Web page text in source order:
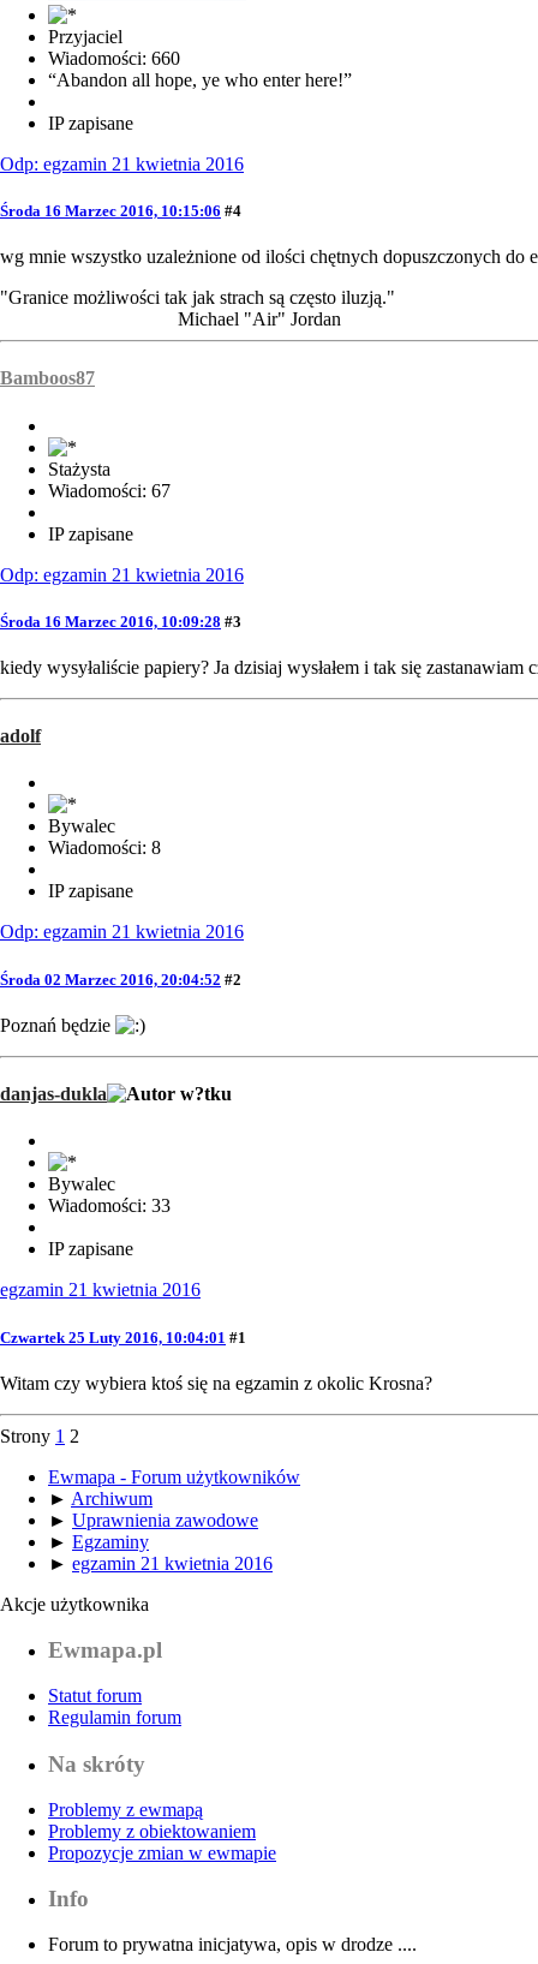
Przyjaciel
Wiadomości: 660
“Abandon all hope, ye who enter here!”
IP zapisane
Odp: egzamin 21 kwietnia 2016
Środa 16 Marzec 2016, 10:15:06 #4
wg mnie wszystko uzależnione od ilości chętnych dopuszczonych
"Granice możliwości tak jak strach są często iluzją."
Michael "Air" Jordan
Bamboos87
Stażysta
Wiadomości: 67
IP zapisane
Odp: egzamin 21 kwietnia 2016
Środa 16 Marzec 2016, 10:09:28 #3
kiedy wysyłaliście papiery? Ja dzisiaj wysłałem i tak się
adolf
Bywalec
Wiadomości: 8
IP zapisane
Odp: egzamin 21 kwietnia 2016
Środa 02 Marzec 2016, 20:04:52 #2
Poznań będzie
danjas-dukla
Bywalec
Wiadomości: 33
IP zapisane
egzamin 21 kwietnia 2016
Czwartek 25 Luty 2016, 10:04:01 #1
Witam czy wybiera ktoś się na egzamin z okolic Krosna?
Strony 1 2
Ewmapa - Forum użytkowników
► Archiwum
► Uprawnienia zawodowe
► Egzaminy
► egzamin 21 kwietnia 2016
Akcje użytkownika
Ewmapa.pl
Statut forum
Regulamin forum
Na skróty
Problemy z ewmapą
Problemy z obiektowaniem
Propozycje zmian w ewmapie
Info
Forum to prywatna inicjatywa, opis w drodze ....